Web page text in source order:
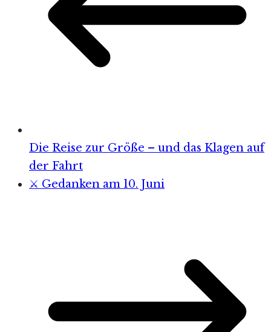
Die Reise zur Größe – und das Klagen auf
der Fahrt
⚔️ Gedanken am 10. Juni